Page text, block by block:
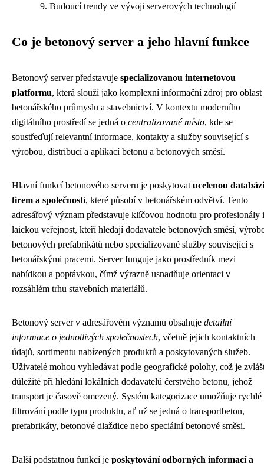
Budoucí trendy ve vývoji serverových technologií
Co je betonový server a jeho hlavní funkce
Betonový server představuje specializovanou internetovou
platformu, která slouží jako komplexní informační zdroj pro oblast
betonářského průmyslu a stavebnictví. V kontextu moderního
digitálního prostředí se jedná o centralizované místo, kde se
soustřeďují relevantní informace, kontakty a služby související s
výrobou, distribucí a aplikací betonu a betonových směsí.
Hlavní funkcí betonového serveru je poskytovat ucelenou databázi
firem a společností, které působí v betonářském odvětví. Tento
adresářový význam představuje klíčovou hodnotu pro profesionály i
laickou veřejnost, kteří hledají dodavatele betonových směsí,
betonových prefabrikátů nebo specializované služby související s
betonářskými pracemi. Server funguje jako prostředník mezi
nabídkou a poptávkou, čímž výrazně usnadňuje orientaci v
rozsáhlém trhu stavebních materiálů.
Betonový server v adresářovém významu obsahuje detailní
informace o jednotlivých společnostech, včetně jejich kontaktních
údajů, sortimentu nabízených produktů a poskytovaných služeb.
Uživatelé mohou vyhledávat podle geografické polohy, což je
důležité při hledání lokálních dodavatelů čerstvého betonu, jehož
transport je časově omezený. Systém kategorizace umožňuje rychlé
filtrování podle typu produktu, ať už se jedná o transportbeton,
prefabrikáty, betonové dlaždice nebo speciální betonové směsi.
Další podstatnou funkcí je poskytování odborných informací a